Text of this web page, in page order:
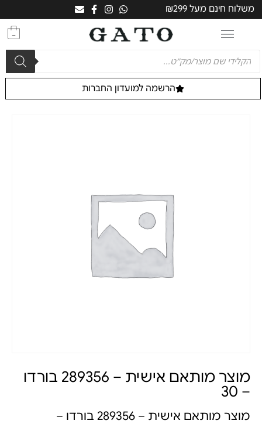
משלוח חינם מעל ₪299
0
הרשמה למועדון החברות
מוצר מותאם אישית – 289356 בורדו
– 30
מוצר מותאם אישית – 289356 בורדו –